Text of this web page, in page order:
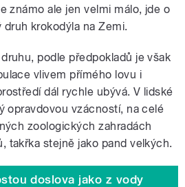
známo ale jen velmi málo, jde o
krokodýla na Zemi.
podle předpokladů je však
vlivem přímého lovu i
dál rychle ubývá. V lidské
opravdovou vzácností, na celé
zoologických zahradách
takřka stejně jako pand velkých.
doslova jako z vody